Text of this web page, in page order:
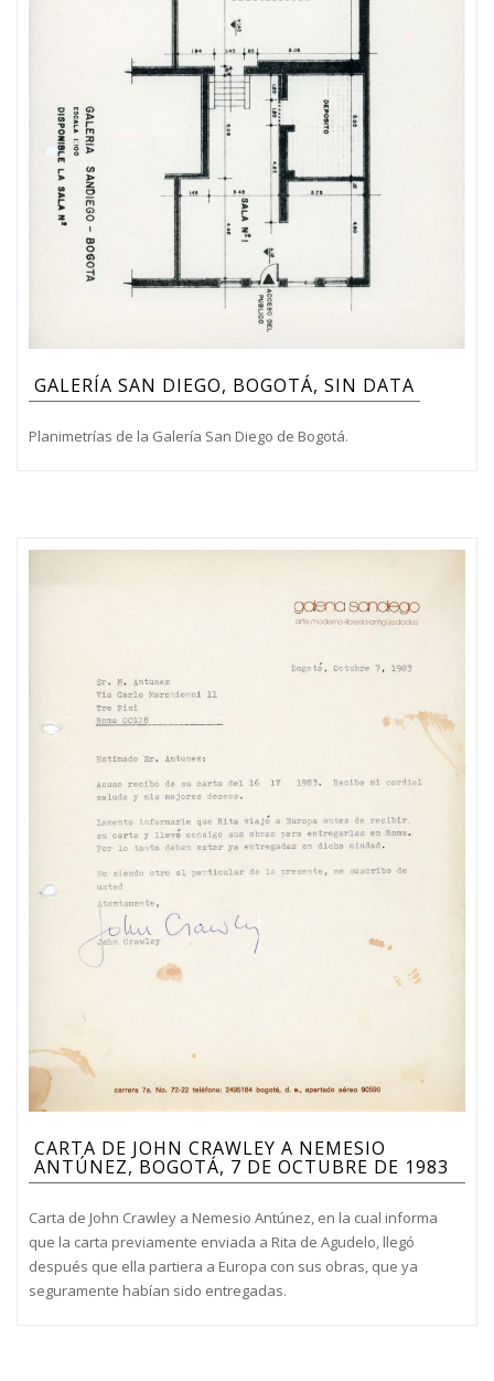
GALERÍA SAN DIEGO, BOGOTÁ, SIN DATA
Planimetrías de la Galería San Diego de Bogotá.
CARTA DE JOHN CRAWLEY A NEMESIO
ANTÚNEZ, BOGOTÁ, 7 DE OCTUBRE DE 1983
Carta de John Crawley a Nemesio Antúnez, en la cual informa
que la carta previamente enviada a Rita de Agudelo, llegó
después que ella partiera a Europa con sus obras, que ya
seguramente habían sido entregadas.